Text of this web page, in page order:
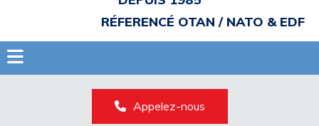
RÉFERENCÉ OTAN / NATO & EDF
Appelez-nous